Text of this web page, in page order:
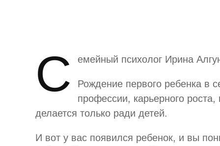
С емейный психолог Ирина
Рождение первого ребенка в
профессии, карьерного
делается только ради детей.
И вот у вас появился ребенок, и вы